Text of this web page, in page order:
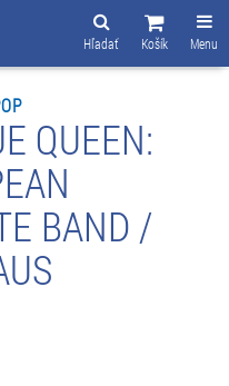
Menu
Košík
Hľadať
QUEEN:
BAND /